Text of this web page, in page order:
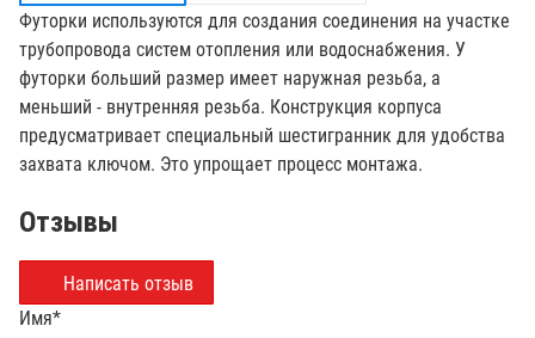
Футорки используются для создания соединения на участке
трубопровода систем отопления или водоснабжения. У
футорки больший размер имеет наружная резьба, а
меньший - внутренняя резьба. Конструкция корпуса
предусматривает специальный шестигранник для удобства
захвата ключом. Это упрощает процесс монтажа.
Отзывы
Написать отзыв
Имя*